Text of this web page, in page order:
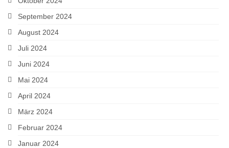
September 2024
August 2024
Juli 2024
Juni 2024
Mai 2024
April 2024
März 2024
Februar 2024
Januar 2024